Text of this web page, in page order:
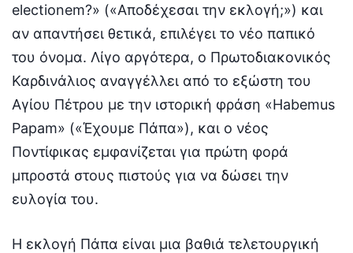
electionem?» («Αποδέχεσαι την εκλογή;») και
αν απαντήσει θετικά, επιλέγει το νέο παπικό
του όνομα. Λίγο αργότερα, ο Πρωτοδιακονικός
Καρδινάλιος αναγγέλλει από το εξώστη του
Αγίου Πέτρου με την ιστορική φράση «Habemus
Papam» («Έχουμε Πάπα»), και ο νέος
Ποντίφικας εμφανίζεται για πρώτη φορά
μπροστά στους πιστούς για να δώσει την
ευλογία του.
Η εκλογή Πάπα είναι μια βαθιά τελετουργική